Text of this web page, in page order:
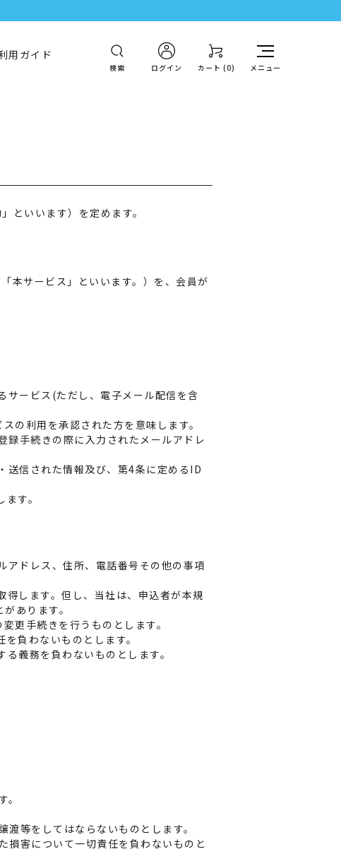
用ガイド
検索 ログイン カート (0) メニュー
といいます）を定めます。
本サービス」といいます。）を、会員が
サービス(ただし、電子メール配信を含
の利用を承認された方を意味します。
録手続きの際に入力されたメールアドレ
送信された情報及び、第4条に定めるID
す。
アドレス、住所、電話番号その他の事項
得します。但し、当社は、申込者が本規
あります。
更手続きを行うものとします。
負わないものとします。
義務を負わないものとします。
等をしてはならないものとします。
損害について一切責任を負わないものと